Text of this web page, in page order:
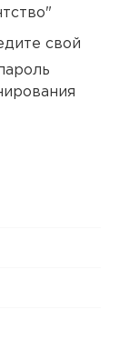
свой